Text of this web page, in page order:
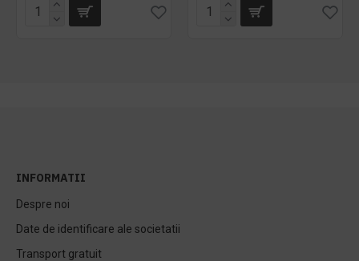
INFORMATII
Despre noi
Date de identificare ale societatii
Transport gratuit